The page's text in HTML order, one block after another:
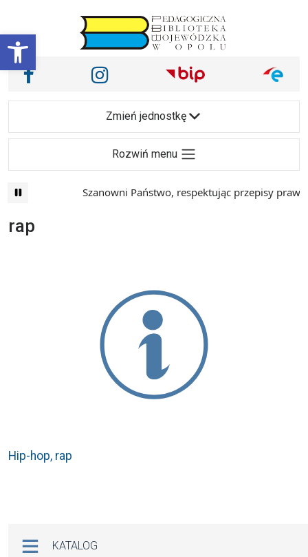
Otwórz pasek narzędzi
Main Navigation
Nasze media społecznościowe i inne
Facebook Instagram
Zmień jednostkę
Rozwiń menu
Szanowni Państwo, respektując przepisy prawa
rap
Hip-hop, rap
KATALOG